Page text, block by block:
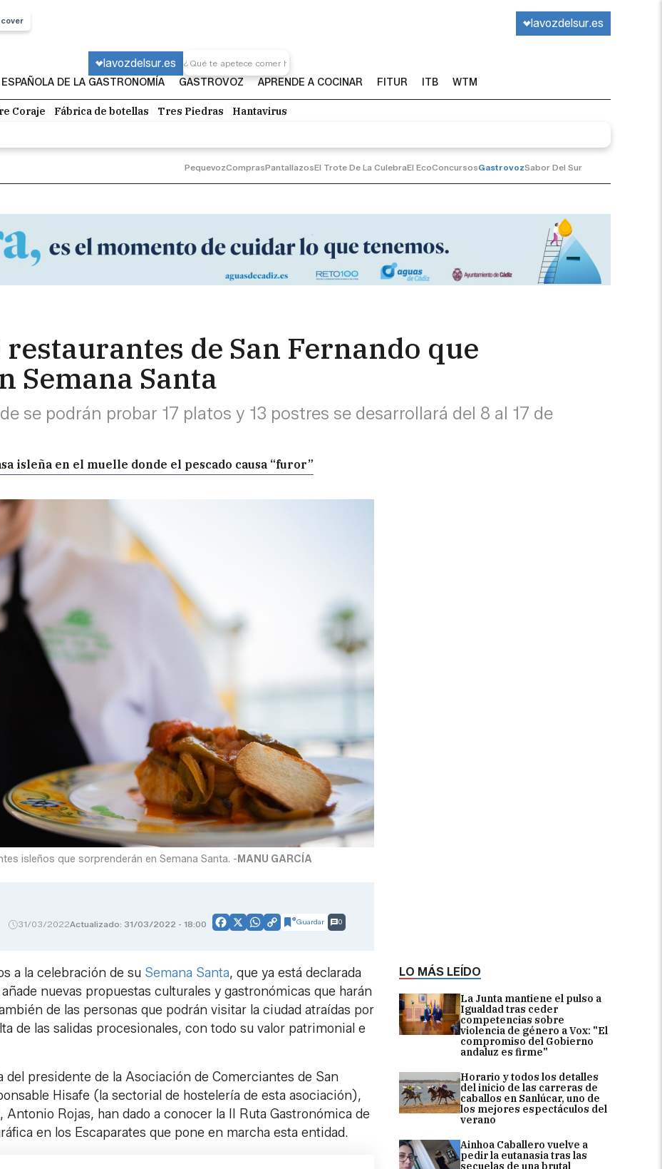
lavozdelsur.es
lavozdelsur.es
DE LA GASTRONOMÍA GASTROVOZ APRENDE A COCINAR FITUR ITB WTM
Coraje Fábrica de botellas Tres Piedras Hantavirus
PequevozComprasPantallazosEl Trote De La CulebraEl EcoConcursosGastrovozSabor Del Sur
restaurantes de San Fernando que
Semana Santa
se podrán probar 17 platos y 13 postres se desarrollará del 8 al 17 de
isleña en el muelle donde el pescado causa “furor”
LO MÁS LEÍDO
La Junta mantiene el pulso a
Igualdad tras ceder
competencias sobre
violencia de género a Vox: "El
compromiso del Gobierno
andaluz es firme"
Horario y todos los detalles
del inicio de las carreras de
caballos en Sanlúcar, uno de
los mejores espectáculos del
verano
Ainhoa Caballero vuelve a
pedir la eutanasia tras las
secuelas de una brutal
isleños que sorprenderán en Semana Santa. - MANU GARCÍA
31/03/2022Actualizado: 31/03/2022 - 18:00 Facebook
X WhatsApp
CopyGuardar 0
a la celebración de su Semana Santa, que ya está declarada
nuevas propuestas culturales y gastronómicas que harán
de las personas que podrán visitar la ciudad atraídas por
de las salidas procesionales, con todo su valor patrimonial e
del presidente de la Asociación de Comerciantes de San
Hisafe (la sectorial de hostelería de esta asociación),
Rojas, han dado a conocer la II Ruta Gastronómica de
en los Escaparates que pone en marcha esta entidad.